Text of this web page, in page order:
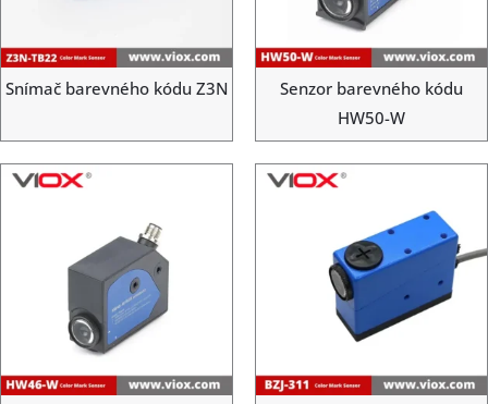
Snímač barevného kódu Z3N
Senzor barevného kódu
HW50-W